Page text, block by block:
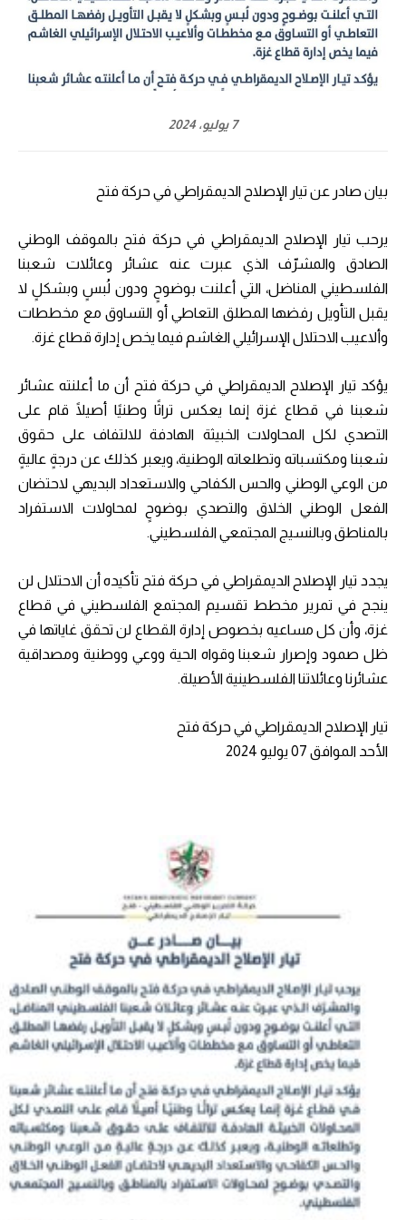
7 يوليو، 2024
بيان صادر عن تيار الإصلاح الديمقراطي في حركة فتح
يرحب تيار الإصلاح الديمقراطي في حركة فتح بالموقف الوطني
الصادق والمشرّف الذي عبرت عنه عشائر وعائلات شعبنا
الفلسطيني المناضل، التي أعلنت بوضوحٍ ودون لُبسٍ وبشكلٍ لا
يقبل التأويل رفضها المطلق التعاطي أو التساوق مع مخططات
وألاعيب الاحتلال الإسرائيلي الغاشم فيما يخص إدارة قطاع غزة.
يؤكد تيار الإصلاح الديمقراطي في حركة فتح أن ما أعلنته عشائر
شعبنا في قطاع غزة إنما يعكس تراثًا وطنيًا أصيلًا قام على
التصدي لكل المحاولات الخبيثة الهادفة للالتفاف على حقوق
شعبنا ومكتسباته وتطلعاته الوطنية، ويعبر كذلك عن درجةٍ عاليةٍ
من الوعي الوطني والحس الكفاحي والاستعداد البديهي لاحتضان
الفعل الوطني الخلاق والتصدي بوضوحٍ لمحاولات الاستفراد
بالمناطق وبالنسيج المجتمعي الفلسطيني.
يجدد تيار الإصلاح الديمقراطي في حركة فتح تأكيده أن الاحتلال لن
ينجح في تمرير مخطط تقسيم المجتمع الفلسطيني في قطاع
غزة، وأن كل مساعيه بخصوص إدارة القطاع لن تحقق غاياتها في
ظل صمود وإصرار شعبنا وقواه الحية ووعي ووطنية ومصداقية
عشائرنا وعائلاتنا الفلسطينية الأصيلة.
تيار الإصلاح الديمقراطي في حركة فتح
الأحد الموافق 07 يوليو 2024